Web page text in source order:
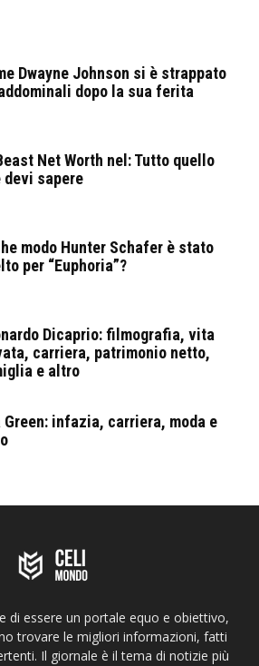
Dwayne Johnson si è strappato
dopo la sua ferita
Net Worth nel: Tutto quello
devi sapere
modo Hunter Schafer è stato
per “Euphoria”?
Dicaprio: filmografia, vita
carriera, patrimonio netto,
e altro
Green: infazia, carriera, moda e
di essere un portale equo e obiettivo,
trovare le migliori informazioni, fatti
Il giornale è il tema di notizie più